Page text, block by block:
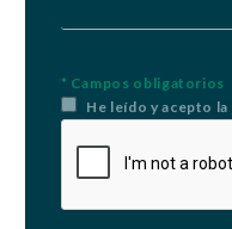
* Campos obligatorios
He leído y acepto la